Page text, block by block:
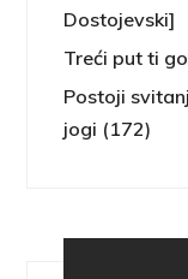
Dostojevski]
Treći put ti
Postoji
jogi (172)